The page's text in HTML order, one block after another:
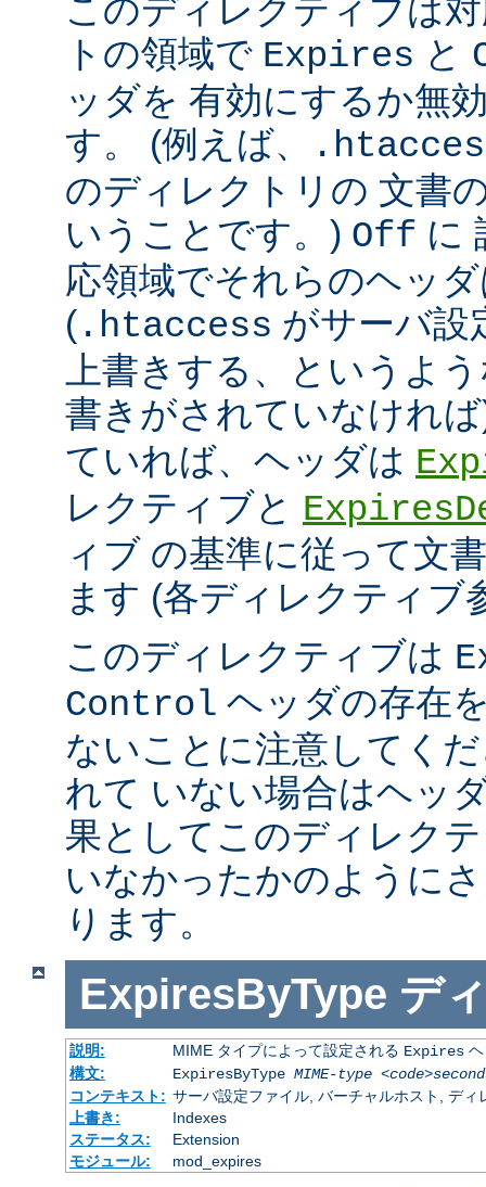
このディレクティブは
トの領域で Expires と
ッダを 有効にするか無
す。 (例えば、
のディレクトリの 文書
いうことです。) Off に
応領域でそれらのヘッ
( .htaccess がサーバ設
上書きする、というよ
書きがされていなけれ
ていれば、ヘッダは
レクティブと
ィブ の基準に従って文
ます (各ディレクティブ
このディレクティブは
Control ヘッダの存在
ないことに注意してく
れて いない場合はヘッ
果としてこのディレク
いなかったかのように
ります。
ExpiresByType デ
説明: MIME タイプによって設定される Expiresヘ
構文:
ExpiresByType MIME-type
コンテキスト: サーバ設定ファイル, バーチャルホスト, ディ
上書き:
Indexes
ステータス:
Extension
モジュール:
mod_expires